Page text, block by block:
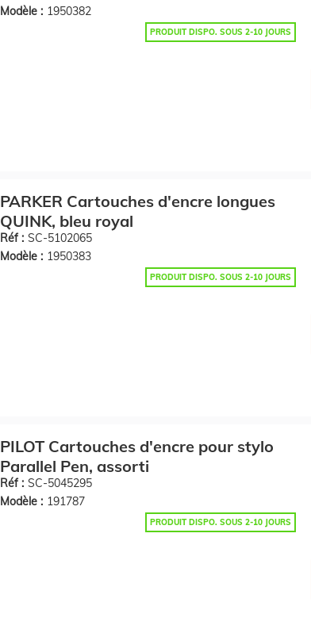
Modèle : 1950382
PRODUIT DISPO. SOUS 2-10 JOURS
PARKER Cartouches d'encre longues
QUINK, bleu royal
Réf : SC-5102065
Modèle : 1950383
PRODUIT DISPO. SOUS 2-10 JOURS
PILOT Cartouches d'encre pour stylo
Parallel Pen, assorti
Réf : SC-5045295
Modèle : 191787
PRODUIT DISPO. SOUS 2-10 JOURS